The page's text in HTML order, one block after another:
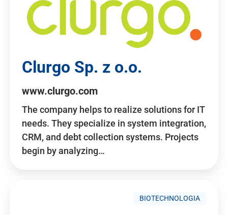
Clurgo Sp. z o.o.
www.clurgo.com
The company helps to realize solutions for IT
needs. They specialize in system integration,
CRM, and debt collection systems. Projects
begin by analyzing…
BIOTECHNOLOGIA